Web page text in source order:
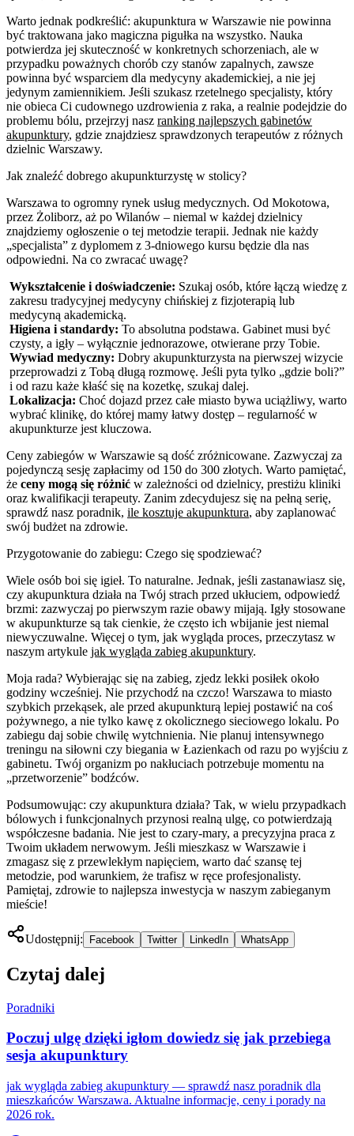
Warto jednak podkreślić: akupunktura w Warszawie nie powinna
być traktowana jako magiczna pigułka na wszystko. Nauka
potwierdza jej skuteczność w konkretnych schorzeniach, ale w
przypadku poważnych chorób czy stanów zapalnych, zawsze
powinna być wsparciem dla medycyny akademickiej, a nie jej
jedynym zamiennikiem. Jeśli szukasz rzetelnego specjalisty, który
nie obieca Ci cudownego uzdrowienia z raka, a realnie podejdzie do
problemu bólu, przejrzyj nasz ranking najlepszych gabinetów
akupunktury, gdzie znajdziesz sprawdzonych terapeutów z różnych
dzielnic Warszawy.
Jak znaleźć dobrego akupunkturzystę w stolicy?
Warszawa to ogromny rynek usług medycznych. Od Mokotowa,
przez Żoliborz, aż po Wilanów – niemal w każdej dzielnicy
znajdziemy ogłoszenie o tej metodzie terapii. Jednak nie każdy
„specjalista” z dyplomem z 3-dniowego kursu będzie dla nas
odpowiedni. Na co zwracać uwagę?
Wykształcenie i doświadczenie: Szukaj osób, które łączą wiedzę z
zakresu tradycyjnej medycyny chińskiej z fizjoterapią lub
medycyną akademicką.
Higiena i standardy: To absolutna podstawa. Gabinet musi być
czysty, a igły – wyłącznie jednorazowe, otwierane przy Tobie.
Wywiad medyczny: Dobry akupunkturzysta na pierwszej wizycie
przeprowadzi z Tobą długą rozmowę. Jeśli pyta tylko „gdzie boli?”
i od razu każe kłaść się na kozetkę, szukaj dalej.
Lokalizacja: Choć dojazd przez całe miasto bywa uciążliwy, warto
wybrać klinikę, do której mamy łatwy dostęp – regularność w
akupunkturze jest kluczowa.
Ceny zabiegów w Warszawie są dość zróżnicowane. Zazwyczaj za
pojedynczą sesję zapłacimy od 150 do 300 złotych. Warto pamiętać,
że ceny mogą się różnić w zależności od dzielnicy, prestiżu kliniki
oraz kwalifikacji terapeuty. Zanim zdecydujesz się na pełną serię,
sprawdź nasz poradnik, ile kosztuje akupunktura, aby zaplanować
swój budżet na zdrowie.
Przygotowanie do zabiegu: Czego się spodziewać?
Wiele osób boi się igieł. To naturalne. Jednak, jeśli zastanawiasz się,
czy akupunktura działa na Twój strach przed ukłuciem, odpowiedź
brzmi: zazwyczaj po pierwszym razie obawy mijają. Igły stosowane
w akupunkturze są tak cienkie, że często ich wbijanie jest niemal
niewyczuwalne. Więcej o tym, jak wygląda proces, przeczytasz w
naszym artykule jak wygląda zabieg akupunktury.
Moja rada? Wybierając się na zabieg, zjedz lekki posiłek około
godziny wcześniej. Nie przychodź na czczo! Warszawa to miasto
szybkich przekąsek, ale przed akupunkturą lepiej postawić na coś
pożywnego, a nie tylko kawę z okolicznego sieciowego lokalu. Po
zabiegu daj sobie chwilę wytchnienia. Nie planuj intensywnego
treningu na siłowni czy biegania w Łazienkach od razu po wyjściu z
gabinetu. Twój organizm po nakłuciach potrzebuje momentu na
„przetworzenie” bodźców.
Podsumowując: czy akupunktura działa? Tak, w wielu przypadkach
bólowych i funkcjonalnych przynosi realną ulgę, co potwierdzają
współczesne badania. Nie jest to czary-mary, a precyzyjna praca z
Twoim układem nerwowym. Jeśli mieszkasz w Warszawie i
zmagasz się z przewlekłym napięciem, warto dać szansę tej
metodzie, pod warunkiem, że trafisz w ręce profesjonalisty.
Pamiętaj, zdrowie to najlepsza inwestycja w naszym zabieganym
mieście!
Udostępnij: Facebook Twitter LinkedIn WhatsApp
Czytaj dalej
Poradniki
Poczuj ulgę dzięki igłom dowiedz się jak przebiega
sesja akupunktury
jak wygląda zabieg akupunktury — sprawdź nasz poradnik dla
mieszkańców Warszawa. Aktualne informacje, ceny i porady na
2026 rok.